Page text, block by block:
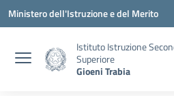
Vai ai contenuti
Vai al menu di navigazione
Vai al footer
Ministero dell'Istruzione e del Merito
Istituto Istruzione
Superiore
Gioeni Trabia